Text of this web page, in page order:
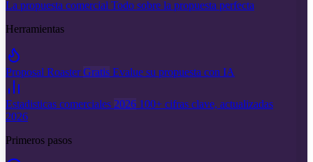
La propuesta comercial Todo sobre la propuesta perfecta
Herramientas
Proposal RoasterGratis Evalue su propuesta con IA
Estadisticas comerciales 2026 100+ cifras clave, actualizadas
2026
Primeros pasos